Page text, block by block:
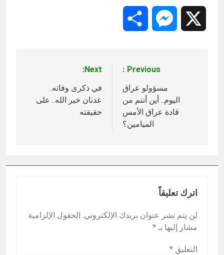
Messenger
المقالات
Previous:
مسؤولو عراق
اليوم.. أين أنتم من
قادة عراق الأمس
الميامين؟
Next:
في ذكرى وفاته..
عدنان خير الله.. على
حقيقته
اترك تعليقاً
لن يتم نشر عنوان بريدك الإلكتروني. الحقول الإلزامية
مشار إليها بـ *
التعليق *